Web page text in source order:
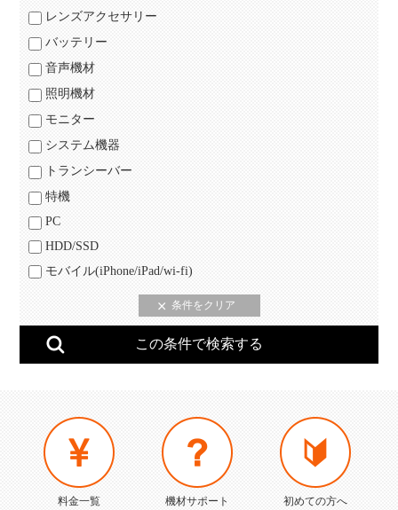
レンズアクセサリー
バッテリー
音声機材
照明機材
モニター
システム機器
トランシーバー
特機
PC
HDD/SSD
モバイル(iPhone/iPad/wi-fi)
料金一覧 機材サポート 初めての方へ